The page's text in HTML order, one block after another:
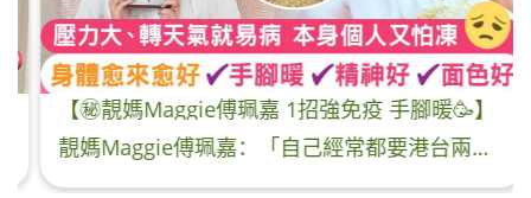
【㊙️靚媽Maggie傅珮嘉 1招強免疫 手腳暖🥳】
靚媽Maggie傅珮嘉：「自己經常都要港台兩邊飛，平時忙碌嘅工作真係令到個人好容易攰到病🤧，加上原本就係怕凍體質🥶，好多時啲手腳都係凍冰冰，成日都面青口唇白，好易頭暈暈，成日個人輕飄飄咁😵‍💫，自從我食咗【草姬 金鑽蟲草】覺得身體明顯係愈來愈好冇以前咁怕凍、冇再頭暈暈啦！加上夜晚瞓得好咗，日頭精神有活力，就連朋友都話我面色紅潤皮膚狀態比以前更加靚🤭🥰」 https://youtu.be/ozQXUJjCg6U?feature=shared 黃金蟲草 X 鑽石黑松露 - 95%+補氣血‧強